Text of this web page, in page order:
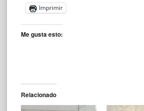
Imprimir
Me gusta esto:
Relacionado